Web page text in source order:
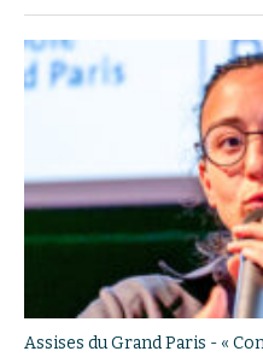
Assises du Grand Paris - «